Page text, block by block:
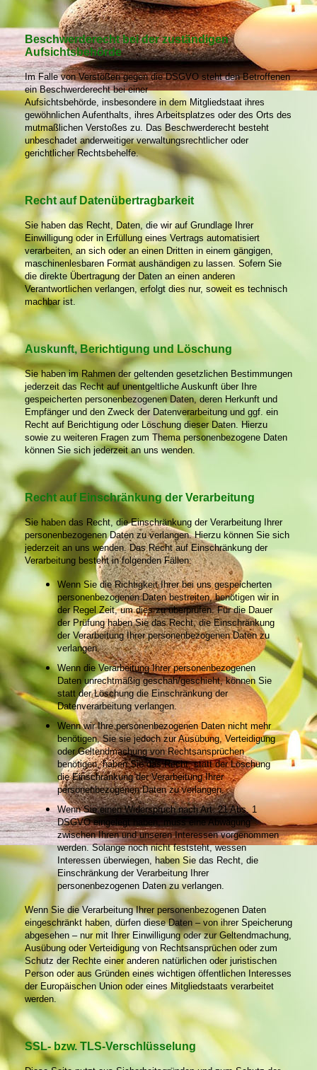
Beschwerderecht bei der zuständigen
Aufsichtsbehörde
Im Falle von Verstößen gegen die DSGVO steht den Betroffenen
ein Beschwerderecht bei einer
Aufsichtsbehörde, insbesondere in dem Mitgliedstaat ihres
gewöhnlichen Aufenthalts, ihres Arbeitsplatzes oder des Orts des
mutmaßlichen Verstoßes zu. Das Beschwerderecht besteht
unbeschadet anderweitiger verwaltungsrechtlicher oder
gerichtlicher Rechtsbehelfe.
Recht auf Datenübertragbarkeit
Sie haben das Recht, Daten, die wir auf Grundlage Ihrer
Einwilligung oder in Erfüllung eines Vertrags automatisiert
verarbeiten, an sich oder an einen Dritten in einem gängigen,
maschinenlesbaren Format aushändigen zu lassen. Sofern Sie
die direkte Übertragung der Daten an einen anderen
Verantwortlichen verlangen, erfolgt dies nur, soweit es technisch
machbar ist.
Auskunft, Berichtigung und Löschung
Sie haben im Rahmen der geltenden gesetzlichen Bestimmungen
jederzeit das Recht auf unentgeltliche Auskunft über Ihre
gespeicherten personenbezogenen Daten, deren Herkunft und
Empfänger und den Zweck der Datenverarbeitung und ggf. ein
Recht auf Berichtigung oder Löschung dieser Daten. Hierzu
sowie zu weiteren Fragen zum Thema personenbezogene Daten
können Sie sich jederzeit an uns wenden.
Recht auf Einschränkung der Verarbeitung
Sie haben das Recht, die Einschränkung der Verarbeitung Ihrer
personenbezogenen Daten zu verlangen. Hierzu können Sie sich
jederzeit an uns wenden. Das Recht auf Einschränkung der
Verarbeitung besteht in folgenden Fällen:
Wenn Sie die Richtigkeit Ihrer bei uns gespeicherten
personenbezogenen Daten bestreiten, benötigen wir in
der Regel Zeit, um dies zu überprüfen. Für die Dauer
der Prüfung haben Sie das Recht, dieEinschränkung
der Verarbeitung Ihrer personenbezogenen Daten zu
verlangen.
Wenn die Verarbeitung Ihrer personenbezogenen
Daten unrechtmäßig geschah/geschieht, können Sie
statt der Löschung die Einschränkung der
Datenverarbeitung verlangen.
Wenn wir Ihre personenbezogenen Daten nicht mehr
benötigen, Sie sie jedoch zur Ausübung, Verteidigung
oder Geltendmachung von Rechtsansprüchen
benötigen, haben Sie das Recht, statt derLöschung
die Einschränkung der Verarbeitung Ihrer
personenbezogenen Daten zu verlangen.
Wenn Sie einen Widerspruch nach Art. 21 Abs. 1
DSGVO eingelegt haben, muss eine Abwägung
zwischenIhren und unseren Interessen vorgenommen
werden. Solange noch nicht feststeht, wessen
Interessen überwiegen, haben Sie das Recht, die
Einschränkung der Verarbeitung Ihrer
personenbezogenen Datenzu verlangen.
Wenn Sie die Verarbeitung Ihrer personenbezogenen Daten
eingeschränkt haben, dürfen diese Daten – von ihrer Speicherung
abgesehen – nur mit Ihrer Einwilligung oder zur Geltendmachung,
Ausübung oder Verteidigung von Rechtsansprüchen oder zum
Schutz der Rechte einer anderen natürlichen oder juristischen
Person oder aus Gründen eines wichtigen öffentlichen Interesses
der Europäischen Union oder eines Mitgliedstaats verarbeitet
werden.
SSL- bzw. TLS-Verschlüsselung